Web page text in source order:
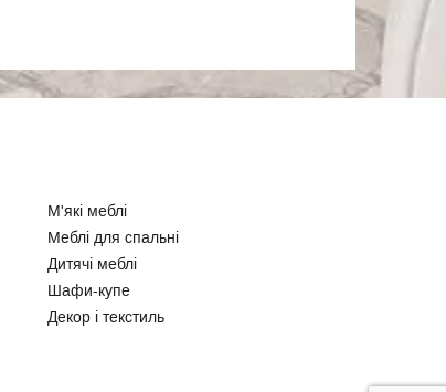
М'які меблі
Меблі для спальні
Дитячі меблі
Шафи-купе
Декор і текстиль